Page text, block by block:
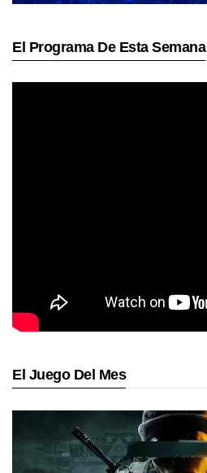
El Programa De Esta Semana
El Juego Del Mes